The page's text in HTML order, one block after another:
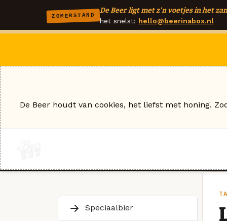
ZOMERSTAND
De Beer ligt met z'n voetjes in het
het snelst: hello@beerinabox.nl
Speciaalbier
De Beer houdt van cookies, het liefst met honing.